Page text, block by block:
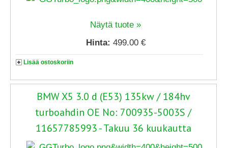
Näytä tuote »
Hinta: 499.00 €
Lisää ostoskoriin
BMW X5 3.0 d (E53) 135kw / 184hv
turboahdin OE No: 700935-5003S /
11657785993 - Takuu 36 kuukautta